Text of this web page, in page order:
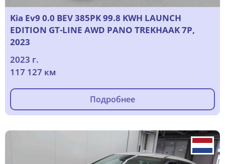
Kia Ev9 0.0 BEV 385PK 99.8 KWH LAUNCH
EDITION GT-LINE AWD PANO TREKHAAK 7P,
2023
2023 г.
117 127 км
Подробнее